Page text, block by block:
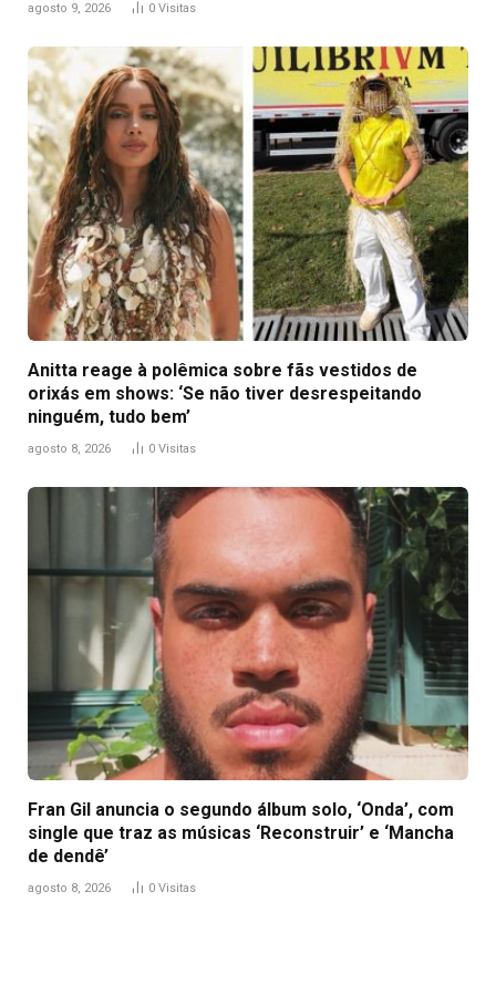
agosto 9, 2026 0 Visitas
Anitta reage à polêmica sobre fãs vestidos de
orixás em shows: ‘Se não tiver desrespeitando
ninguém, tudo bem’
agosto 8, 2026 0 Visitas
Fran Gil anuncia o segundo álbum solo, ‘Onda’, com
single que traz as músicas ‘Reconstruir’ e ‘Mancha
de dendê’
agosto 8, 2026 0 Visitas